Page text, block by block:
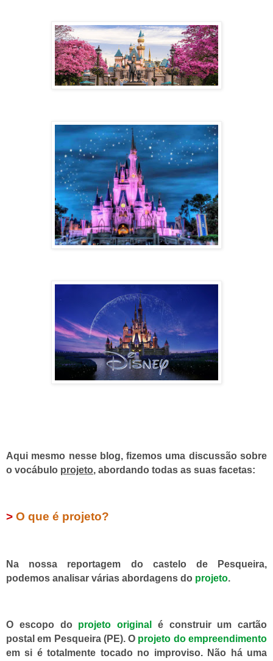
Aqui mesmo nesse blog, fizemos uma discussão sobre
o vocábulo projeto, abordando todas as suas facetas:
> O que é projeto?
Na nossa reportagem do castelo de Pesqueira,
podemos analisar várias abordagens do projeto.
O escopo do projeto original
é construir um cartão
postal em Pesqueira (PE). O projeto do empreendimento
em si é totalmente tocado no improviso. Não há uma